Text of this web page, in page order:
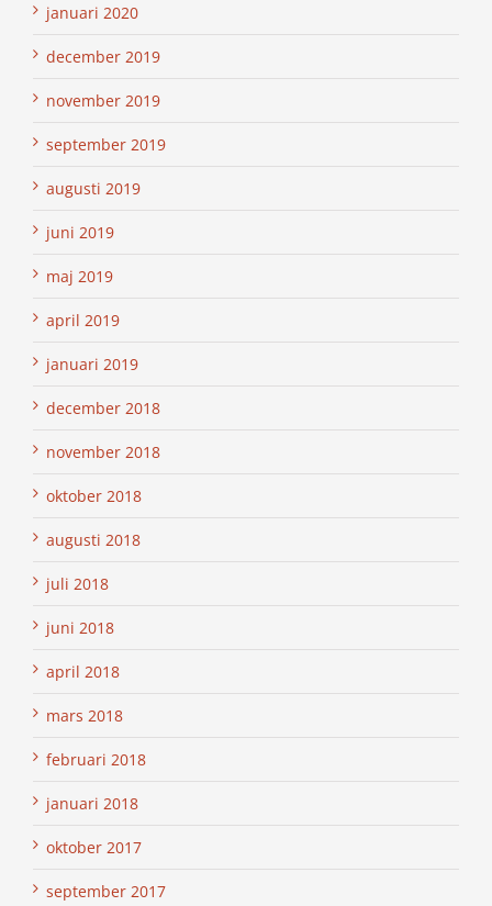
januari 2020
december 2019
november 2019
september 2019
augusti 2019
juni 2019
maj 2019
april 2019
januari 2019
december 2018
november 2018
oktober 2018
augusti 2018
juli 2018
juni 2018
april 2018
mars 2018
februari 2018
januari 2018
oktober 2017
september 2017